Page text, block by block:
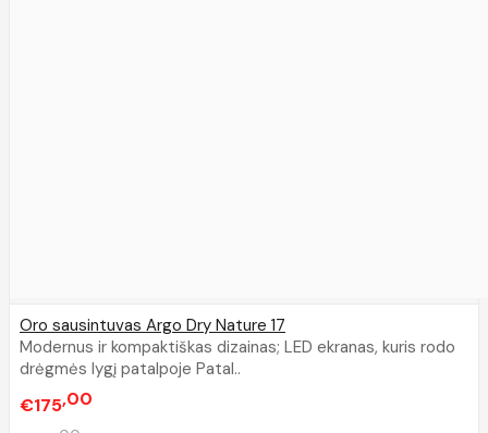
Oro sausintuvas Argo Dry Nature 17
Modernus ir kompaktiškas dizainas; LED ekranas, kuris rodo
drėgmės lygį patalpoje Patal..
€175 00